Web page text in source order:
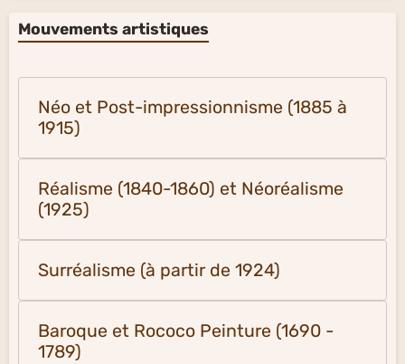
Mouvements artistiques
Néo et Post-impressionnisme (1885 à
1915)
Réalisme (1840-1860) et Néoréalisme
(1925)
Surréalisme (à partir de 1924)
Baroque et Rococo Peinture (1690 -
1789)